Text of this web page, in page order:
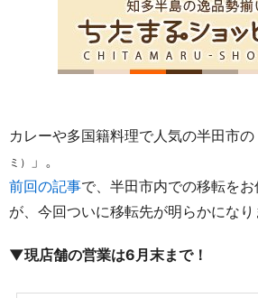
カレーや多国籍料理で人気の半田市の
ミ）
」。
前回の記事で、半田市内での移転を
が、今回ついに移転先が明らかになり
▼現店舗の営業は6月末まで！